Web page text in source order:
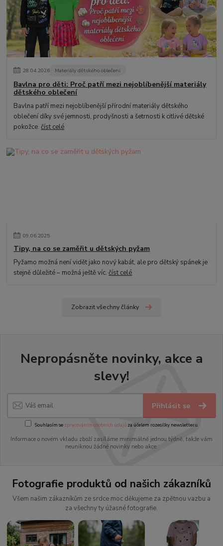
28.04.2026 Materiály dětského oblečení
Bavlna pro děti: Proč patří mezi nejoblíbenější materiály
dětského oblečení
Bavlna patří mezi nejoblíbenější přírodní materiály dětského
oblečení díky své jemnosti, prodyšnosti a šetrnosti k citlivé dětské
pokožce.číst celé
09.06.2025
Tipy, na co se zaměřit u dětských pyžam
Pyžamo možná není vidět jako nový kabát, ale pro dětský spánek je
stejně důležité – možná ještě víc.číst celé
Zobrazit všechny články
Nepropásněte novinky, akce a
slevy!
Přihlásit se
Souhlasím se zpracováním osobních údajůza účelem rozesílky newsletteru.
Informace o novém vkladu zboží zasíláme minimálně jednou týdně, takže vám
neuniknou žádné novinky nebo akce.
Fotografie produktů od našich zákazníků
Všem našim zákazníkům ze srdce moc děkujeme za zpětnou vazbu a
za všechny ty úžasné fotografie.